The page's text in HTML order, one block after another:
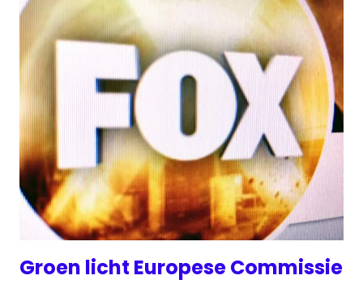
Groen licht Europese Commissie